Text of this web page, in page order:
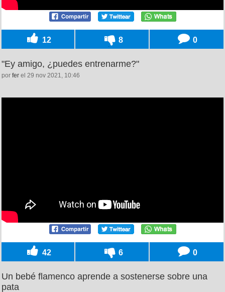
12 8 0
"Ey amigo, ¿puedes entrenarme?"
por fer el 29 nov 2021, 10:46
42 6 0
Un bebé flamenco aprende a sostenerse sobre una
pata